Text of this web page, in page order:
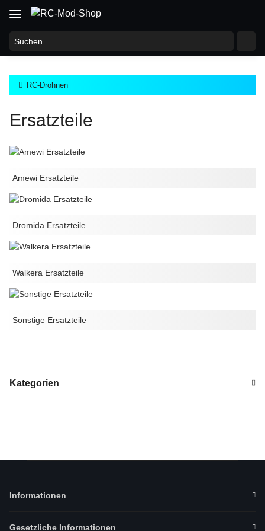
RC-Drohnen
Ersatzteile
Amewi Ersatzteile
Dromida Ersatzteile
Walkera Ersatzteile
Sonstige Ersatzteile
Kategorien
Informationen
Gesetzliche Informationen